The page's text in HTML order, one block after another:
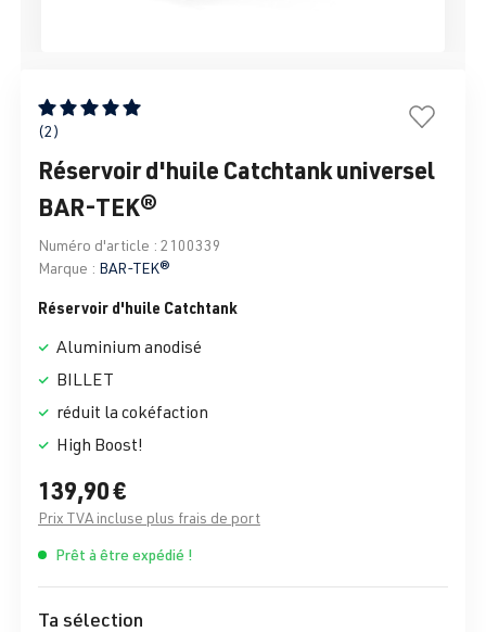
Note moyenne de 5 sur 5 étoiles
(2)
Réservoir d'huile Catchtank universel
BAR-TEK®
Numéro d'article : 2100339
Marque : BAR-TEK®
Réservoir d'huile Catchtank
Aluminium anodisé
BILLET
réduit la cokéfaction
High Boost!
139,90 €
Prix TVA incluse plus frais de port
Prêt à être expédié !
Ta sélection